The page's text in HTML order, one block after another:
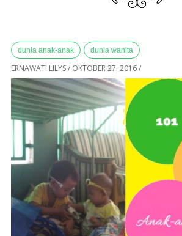
dunia anak-anak dunia wanita
ERNAWATI LILYS/ OKTOBER 27, 2016/